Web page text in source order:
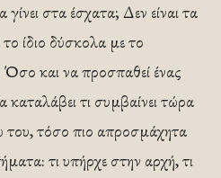
στα έσχατα; Δεν είναι τα
ίδιο δύσκολα με το
Όσο και να προσπαθεί ένας
τι συμβαίνει τώρα
του, τόσο πιο απροσμάχητα
τι υπήρχε στην αρχή, τι